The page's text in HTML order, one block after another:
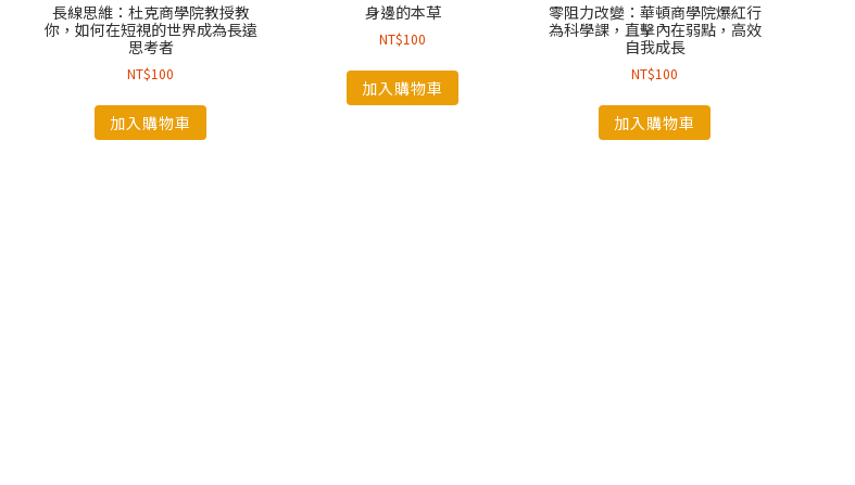
長線思維：杜克商學院教授教
你，如何在短視的世界成為長遠
思考者
NT$100
加入購物車
身邊的本草
NT$100
加入購物車
零阻力改變：華頓商學院爆紅行
為科學課，直擊內在弱點，高效
自我成長
NT$100
加入購物車